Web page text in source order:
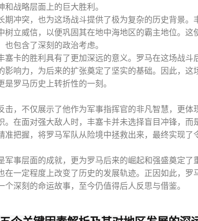
战略层面上的巨大胜利。
期冲突，也为这场战斗提供了极为复杂的历史背景。
树立威信，以便巩固其在地中海地区的霸主地位。这
包含了深刻的政治考虑。
塞卡的胜利具有了更加深远的意义。罗马在这场战斗
影响力，为后来的扩张奠定了坚实的基础。因此，这
罗马历史上转折性的一刻。
，不仅展示了他作为军事指挥官的非凡智慧，更体
。在面对强大敌人时，丰塞卡并未选择盲目冲锋，而
准把握，将罗马军队从险境中拯救出来，最终实现了
军事层面的成就，更为罗马后来的崛起和强盛奠定了
在一定程度上改变了历史的发展轨迹。正因如此，罗
深刻的命运故事，至今仍值得后人反思与借鉴。